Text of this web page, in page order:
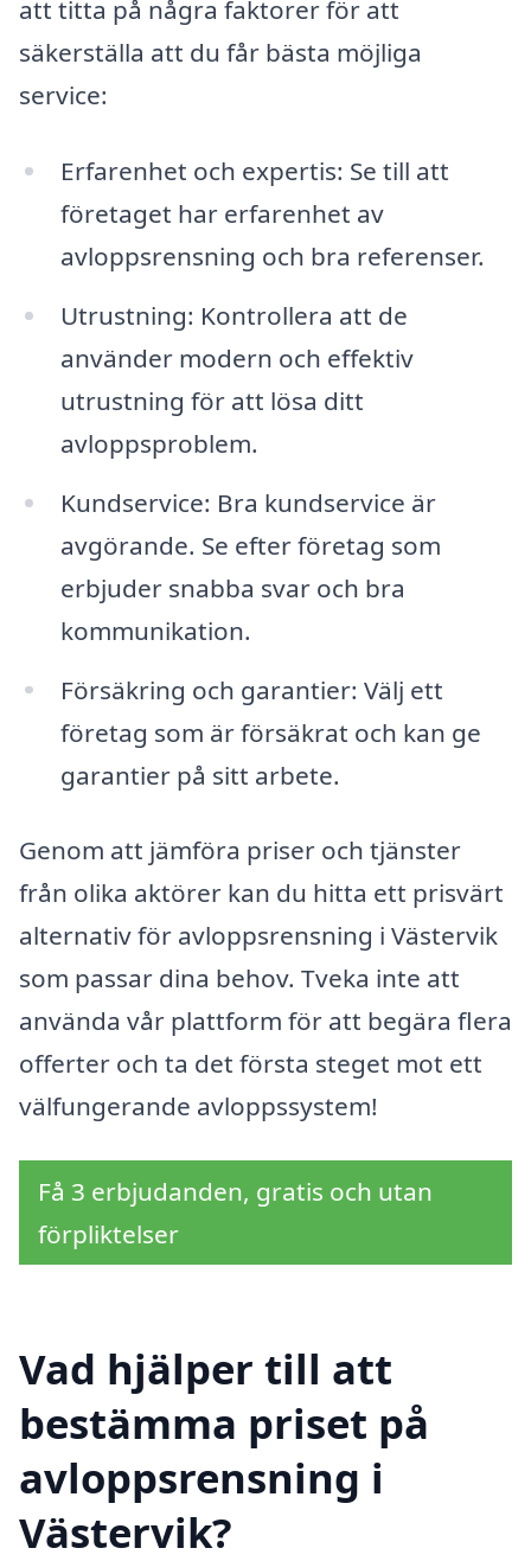
att titta på några faktorer för att
säkerställa att du får bästa möjliga
service:
Erfarenhet och expertis: Se till att
företaget har erfarenhet av
avloppsrensning och bra referenser.
Utrustning: Kontrollera att de
använder modern och effektiv
utrustning för att lösa ditt
avloppsproblem.
Kundservice: Bra kundservice är
avgörande. Se efter företag som
erbjuder snabba svar och bra
kommunikation.
Försäkring och garantier: Välj ett
företag som är försäkrat och kan ge
garantier på sitt arbete.
Genom att jämföra priser och tjänster
från olika aktörer kan du hitta ett prisvärt
alternativ för avloppsrensning i Västervik
som passar dina behov. Tveka inte att
använda vår plattform för att begära flera
offerter och ta det första steget mot ett
välfungerande avloppssystem!
Få 3 erbjudanden, gratis och utan
förpliktelser
Vad hjälper till att
bestämma priset på
avloppsrensning i
Västervik?